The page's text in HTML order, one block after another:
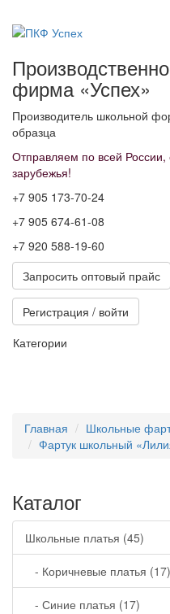
фирма «Успех»
Производитель школьной
образца
Отправляем по всей России,
зарубежья!
+7 905 173-70-24
+7 905 674-61-08
+7 920 588-19-60
Запросить оптовый прайс
Регистрация / войти
Категории
Главная Школьные
Фартук школьный
Каталог
Школьные платья (45)
- Коричневые платья (17)
- Синие платья (17)